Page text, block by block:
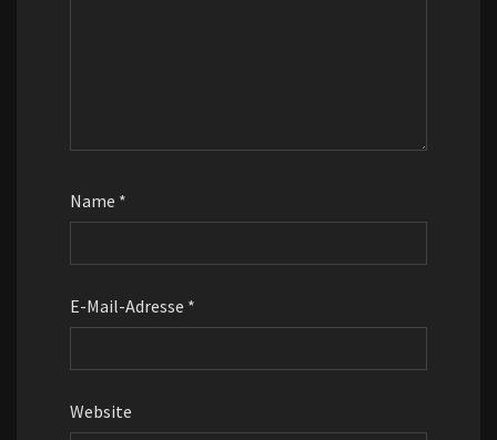
Name *
E-Mail-Adresse *
Website